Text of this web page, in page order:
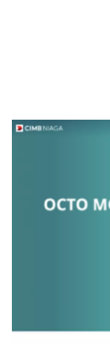
Exchange
Asuransi